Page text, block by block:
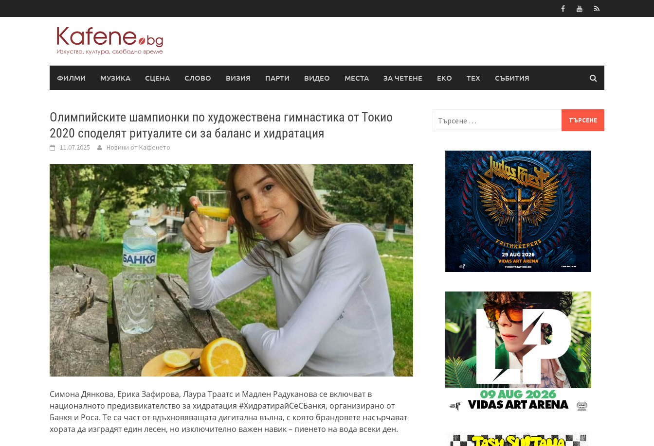
to
ФИЛМИ МУЗИКА СЦЕНА СЛОВО ВИЗИЯ ПАРТИ ВИДЕО МЕСТА ЗА ЧЕТЕНЕ ЕКО ТЕХ СЪБИТИЯ
Олимпийските шампионки по художествена гимнастика от Токио
2020 споделят ритуалите си за баланс и хидратация
11.07.2025 Новини от Кафенето
Симона Дянкова, Ерика Зафирова, Лаура Траатс и Мадлен Радуканова се включват в
националното предизвикателство за хидратация #ХидратирайСеСБанкя, организирано от
Банкя и Роса. Те са част от вдъхновяващата дигитална вълна, с която брандовете насърчават
хората да изградят един лесен, но изключително важен навик – пиенето на вода всеки ден.
за: